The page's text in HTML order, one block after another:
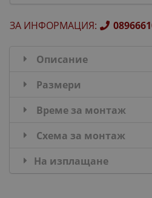
ЗА ИНФОРМАЦИЯ:
Описание
Размери
Време за монтаж
Схема за монтаж
На изплащане